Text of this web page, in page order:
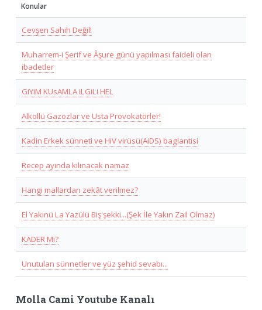
Konular
Cevşen Sahih Değil!
Muharrem-i Şerif ve Âşure günü yapılması faideli olan
ibadetler
GiYiM KUsAMLA iLGiLi HEL
Alkollü Gazozlar ve Usta Provokatörler!
Kadin Erkek sünneti ve HiV virüsü(AiDS) baglantisi
Recep ayında kılınacak namaz
Hangi mallardan zekât verilmez?
El Yakınü La Yazülü Biş'şekki...(Şek İle Yakın Zail Olmaz)
KADER Mi?
Unutulan sünnetler ve yüz şehid sevabı...
Molla Cami Youtube Kanalı